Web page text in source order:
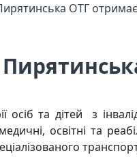
ОТГ отримає
осіб та дітей з
освітні та